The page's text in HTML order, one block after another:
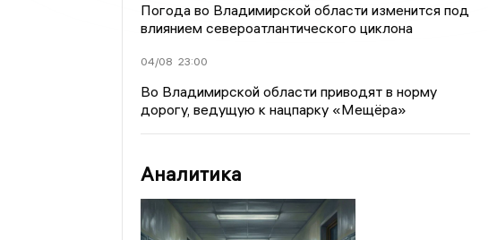
Погода во Владимирской области изменится под
влиянием североатлантического циклона
04/08 23:00
Во Владимирской области приводят в норму
дорогу, ведущую к нацпарку «Мещёра»
Аналитика